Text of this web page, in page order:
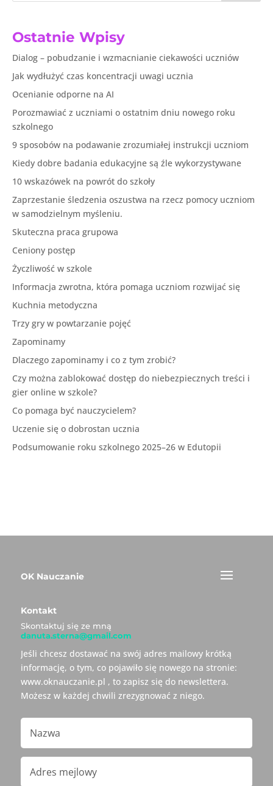
Ostatnie Wpisy
Dialog – pobudzanie i wzmacnianie ciekawości uczniów
Jak wydłużyć czas koncentracji uwagi ucznia
Ocenianie odporne na AI
Porozmawiać z uczniami o ostatnim dniu nowego roku
szkolnego
9 sposobów na podawanie zrozumiałej instrukcji uczniom
Kiedy dobre badania edukacyjne są źle wykorzystywane
10 wskazówek na powrót do szkoły
Zaprzestanie śledzenia oszustwa na rzecz pomocy uczniom
w samodzielnym myśleniu.
Skuteczna praca grupowa
Ceniony postęp
Życzliwość w szkole
Informacja zwrotna, która pomaga uczniom rozwijać się
Kuchnia metodyczna
Trzy gry w powtarzanie pojęć
Zapominamy
Dlaczego zapominamy i co z tym zrobić?
Czy można zablokować dostęp do niebezpiecznych treści i
gier online w szkole?
Co pomaga być nauczycielem?
Uczenie się o dobrostan ucznia
Podsumowanie roku szkolnego 2025–26 w Edutopii
OK Nauczanie
Kontakt
Skontaktuj się ze mną
danuta.sterna@gmail.com
Jeśli chcesz dostawać na swój adres mailowy krótką
informację, o tym, co pojawiło się nowego na stronie:
www.oknauczanie.pl , to zapisz się do newslettera.
Możesz w każdej chwili zrezygnować z niego.